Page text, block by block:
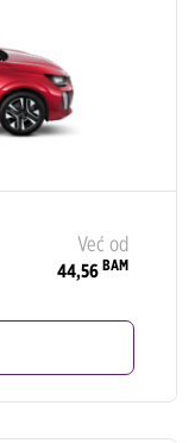
Već od
44,56 BAM